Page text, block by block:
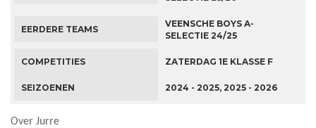
EERDERE TEAMS
VEENSCHE BOYS A-
SELECTIE 24/25
COMPETITIES ZATERDAG 1E KLASSE F
SEIZOENEN 2024 - 2025, 2025 - 2026
Over Jurre